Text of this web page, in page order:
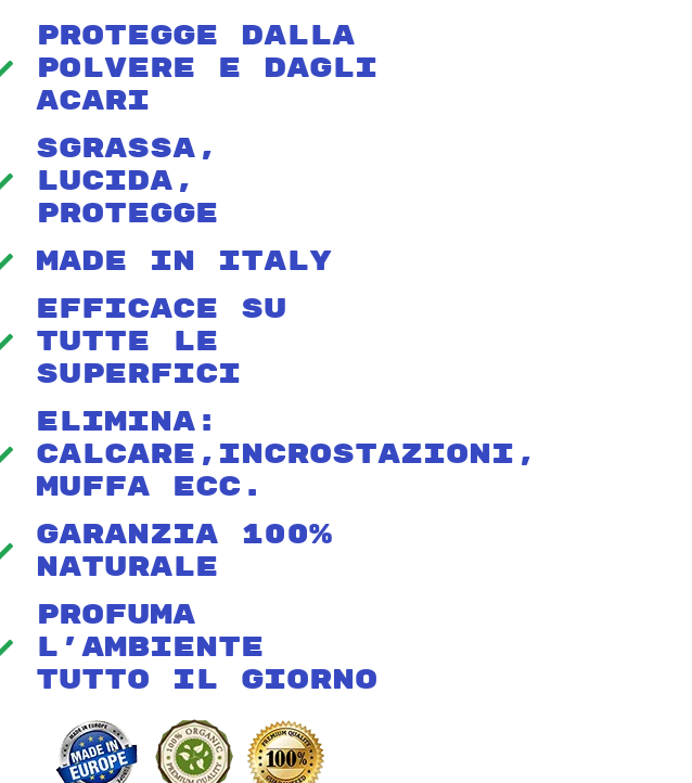
Protegge Dalla
Polvere E Dagli
Acari
Sgrassa,
Lucida,
Protegge
Made In Italy
Efficace Su
Tutte Le
Superfici
Elimina:
Calcare,Incrostazioni,
Muffa Ecc.
Garanzia 100%
Naturale
Profuma
L'ambiente
Tutto Il Giorno